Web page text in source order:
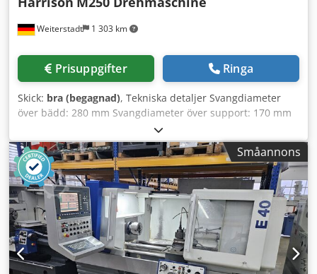
Weiterstadt 1 303 km
Prisuppgifter Ringa
Skick: bra (begagnad), Tekniska detaljer Svangdiameter
över bädd: 280 mm Svangdiameter över support: 170 mm
Svarvlängd: 680 mm Varvtal: 40 - 1500 / 9 steg varv/min
Spindelhålsdiameter: 35 mm Översläpinställning: 150 mm
Dwedpfx Ajq Ixqgeh Doa Dubbdocka upptagning: MK 3
Dubbdocka pinolslag: 95 mm Totalt effektbehov: 0,9 kW
Maskinvikt ca: 410 kg Transportmått LxBxH: 1,6x0,8x1,4 m
Småannons